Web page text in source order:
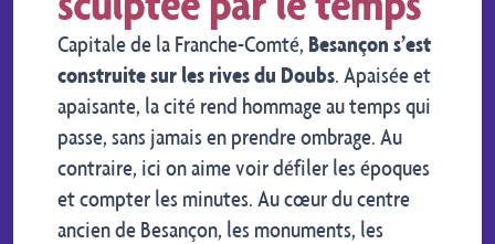
Capitale de la Franche-Comté, Besançon s’est
construite sur les rives du Doubs . Apaisée et
apaisante, la cité rend hommage au temps qui
passe, sans jamais en prendre ombrage. Au
contraire, ici on aime voir défiler les époques
et compter les minutes. Au cœur du centre
ancien de Besançon, les monuments, les